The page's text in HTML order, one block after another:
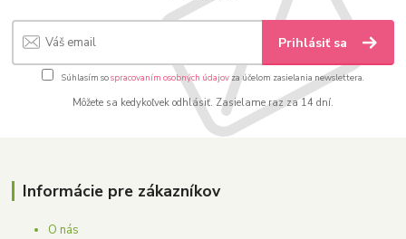
Prihlásiť sa
Súhlasím sospracovaním osobných údajov za účelom zasielania newslettera.
Môžete sa kedykoľvek odhlásiť. Zasielame raz za 14 dní.
Informácie pre zákazníkov
O nás